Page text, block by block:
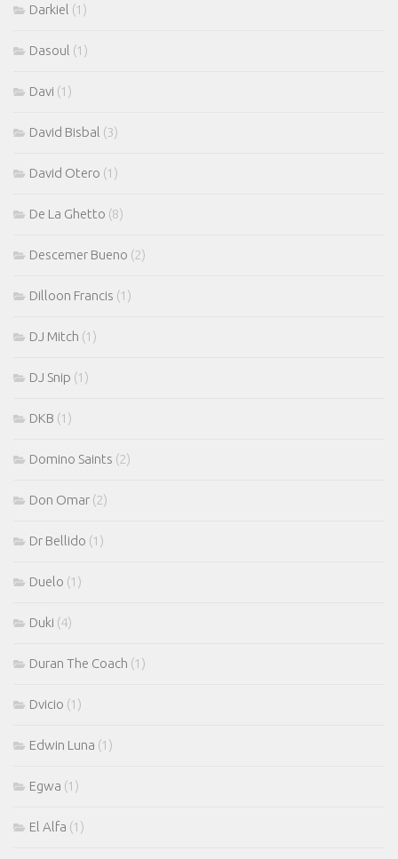
Darkiel (1)
Dasoul (1)
Davi (1)
David Bisbal (3)
David Otero (1)
De La Ghetto (8)
Descemer Bueno (2)
Dilloon Francis (1)
DJ Mitch (1)
DJ Snip (1)
DKB (1)
Domino Saints (2)
Don Omar (2)
Dr Bellido (1)
Duelo (1)
Duki (4)
Duran The Coach (1)
Dvicio (1)
Edwin Luna (1)
Egwa (1)
El Alfa (1)